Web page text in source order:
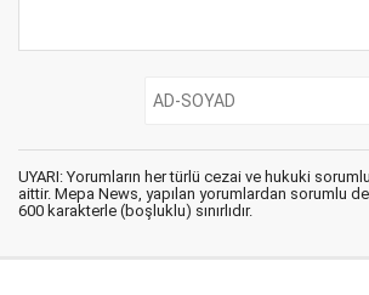
UYARI: Yorumların her türlü cezai ve hukuki
aittir. Mepa News, yapılan yorumlardan sorumlu
600 karakterle (boşluklu) sınırlıdır.